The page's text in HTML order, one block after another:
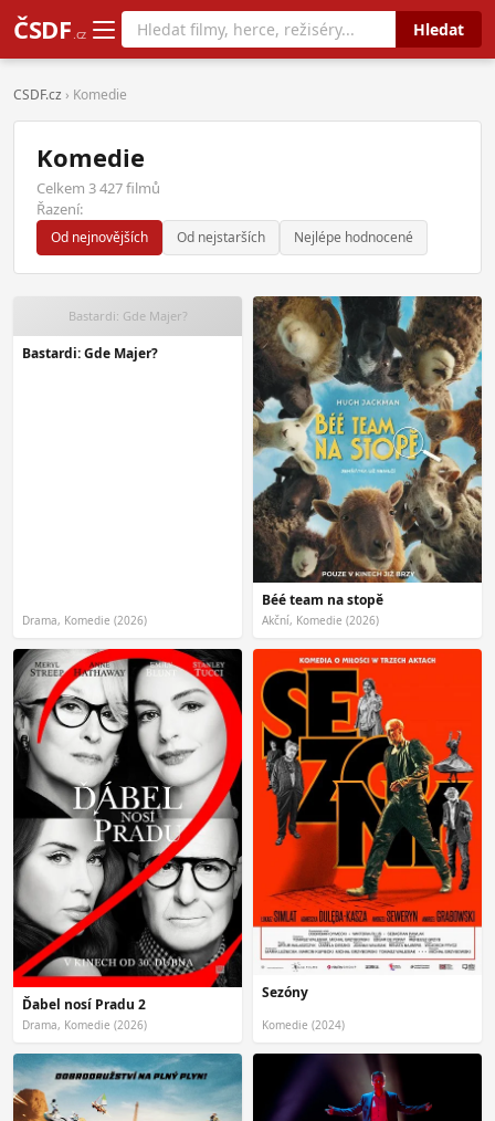
ČSDF .cz Hledat
CSDF.cz › Komedie
Komedie
Celkem 3 427 filmů
Řazení:
Od nejnovějších Od nejstarších Nejlépe hodnocené
Bastardi: Gde Majer?
Bastardi: Gde Majer?
Drama, Komedie (2026)
Béé team na stopě
Akční, Komedie (2026)
Ďabel nosí Pradu 2
Drama, Komedie (2026)
Sezóny
Komedie (2024)